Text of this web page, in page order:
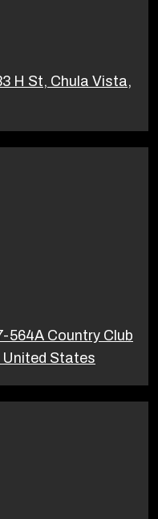
H St, Chula Vista,
564A Country Club
United States